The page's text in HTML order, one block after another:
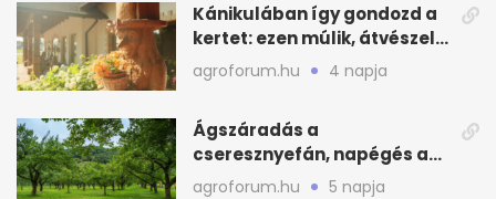
Kánikulában így gondozd a
kertet: ezen múlik, átvészeli-
e a hőséget
agroforum.hu 4 napja
Ágszáradás a
cseresznyefán, napégés a
kajszin: mit tehetsz most?
agroforum.hu 5 napja